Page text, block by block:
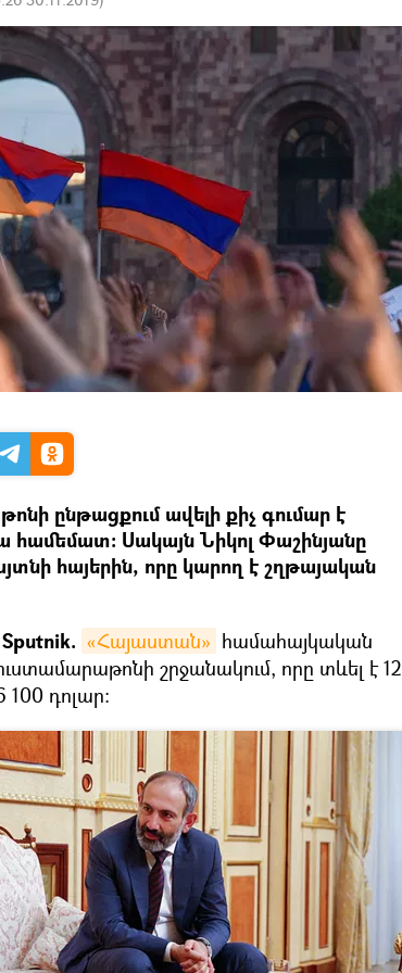
ընթացքում ավելի քիչ գումար է
Սակայն Նիկոլ Փաշինյանը
հայերին, որը կարող է շղթայական
«Հայաստան» համահայկական
շրջանակում, որը տևել է 12
դոլար: